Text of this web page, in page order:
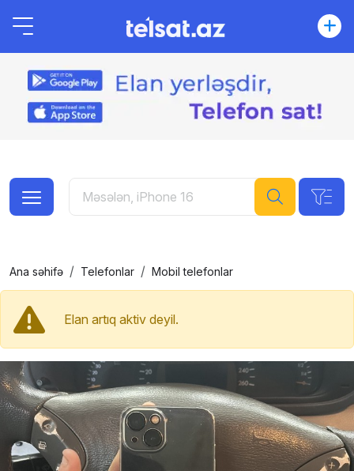
Ana səhifə Telefonlar Mobil telefonlar
Elan artıq aktiv deyil.